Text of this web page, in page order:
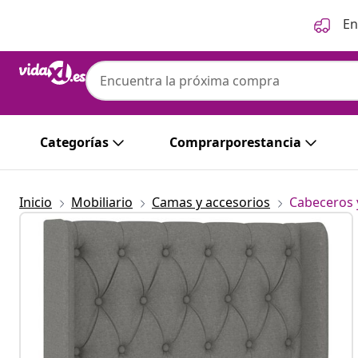
Categorías Comprarporestancia
Inicio Mobiliario Camas y accesorios Cabeceros